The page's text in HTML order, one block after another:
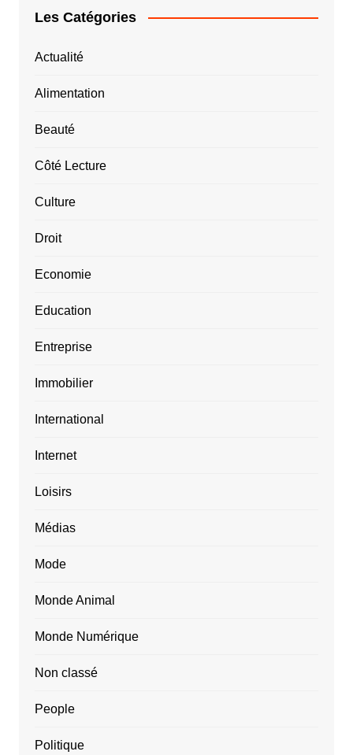
Les Catégories
Actualité
Alimentation
Beauté
Côté Lecture
Culture
Droit
Economie
Education
Entreprise
Immobilier
International
Internet
Loisirs
Médias
Mode
Monde Animal
Monde Numérique
Non classé
People
Politique